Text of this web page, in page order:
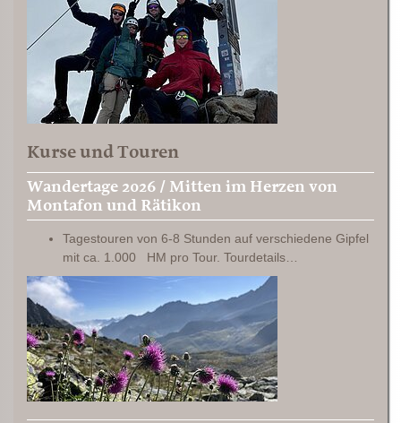
Kurse und Touren
Wandertage 2026 / Mitten im Herzen von
Montafon und Rätikon
Tagestouren von 6-8 Stunden auf verschiedene Gipfel
mit ca. 1.000 HM pro Tour. Tourdetails…